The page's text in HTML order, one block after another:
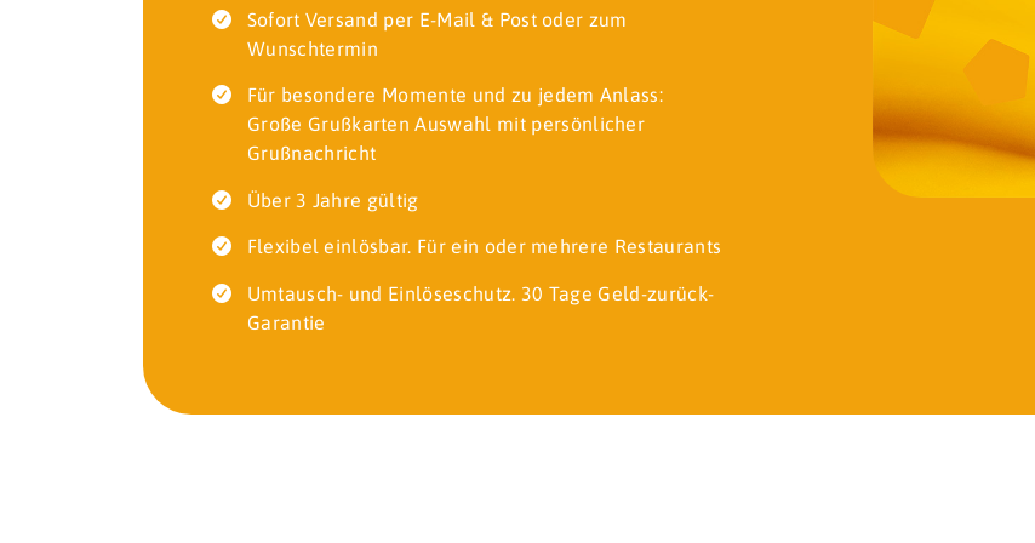
Sofort Versand per E-Mail & Post oder zum
Wunschtermin
Für besondere Momente und zu jedem Anlass:
Große Grußkarten Auswahl mit persönlicher
Grußnachricht
Über 3 Jahre gültig
Flexibel einlösbar. Für ein oder mehrere Restaurants
Umtausch- und Einlöseschutz. 30 Tage Geld-zurück-
Garantie